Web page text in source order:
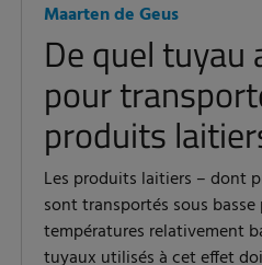
Maarten de Geus
De quel tuyau
pour
produits
Les produits laitiers – dont
sont transportés sous basse
températures relativement
tuyaux utilisés à cet effet